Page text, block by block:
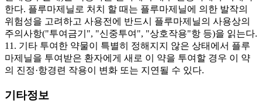
기타정보